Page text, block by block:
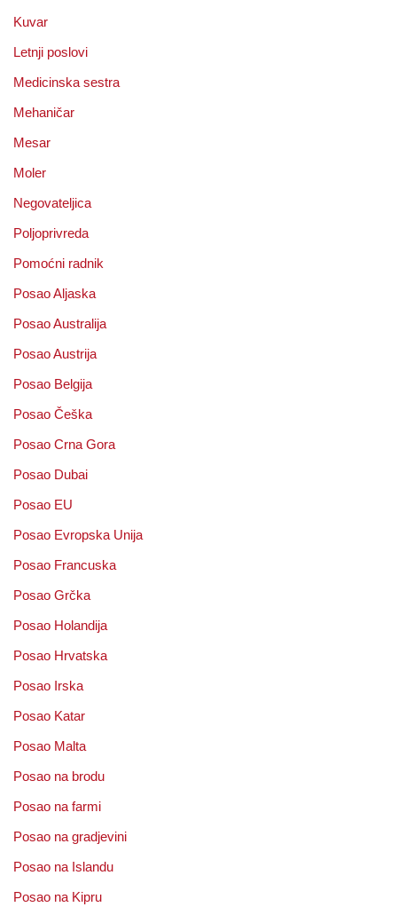
Kuvar
Letnji poslovi
Medicinska sestra
Mehaničar
Mesar
Moler
Negovateljica
Poljoprivreda
Pomoćni radnik
Posao Aljaska
Posao Australija
Posao Austrija
Posao Belgija
Posao Češka
Posao Crna Gora
Posao Dubai
Posao EU
Posao Evropska Unija
Posao Francuska
Posao Grčka
Posao Holandija
Posao Hrvatska
Posao Irska
Posao Katar
Posao Malta
Posao na brodu
Posao na farmi
Posao na gradjevini
Posao na Islandu
Posao na Kipru